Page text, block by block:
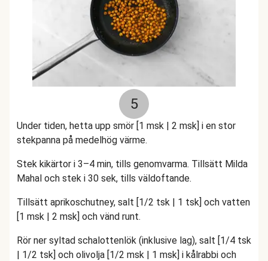
5
Under tiden, hetta upp smör [1 msk | 2 msk] i en stor
stekpanna på medelhög värme.
Stek kikärtor i 3–4 min, tills genomvarma. Tillsätt Milda
Mahal och stek i 30 sek, tills väldoftande.
Tillsätt aprikoschutney, salt [1/2 tsk | 1 tsk] och vatten
[1 msk | 2 msk] och vänd runt.
Rör ner syltad schalottenlök (inklusive lag), salt [1/4 tsk
| 1/2 tsk] och olivolja [1/2 msk | 1 msk] i kålrabbi och